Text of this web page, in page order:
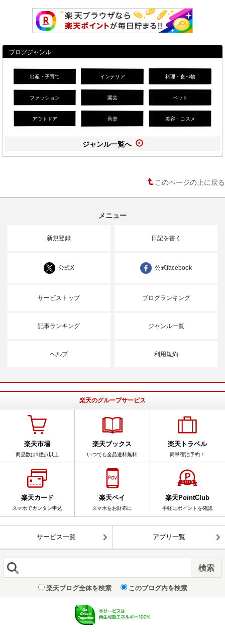
ブログジャンル
出産・子育て インテリア 料理・食べ物
ファッション 園芸 ペット
アウトドア 音楽 美容・コスメ
ジャンル一覧へ
このページの上に戻る
メニュー
新規登録 日記を書く
公式X 公式facebook
サービストップ ブログランキング
記事ランキング ジャンル一覧
ヘルプ 利用規約
楽天のグループサービス
楽天市場
商品数は1億点以上
楽天ブックス
いつでも全品送料無料
楽天トラベル
簡単宿泊予約！
楽天カード
スマホでカンタン申込
楽天ペイ
スマホをお財布に
楽天PointClub
手軽にポイントを確認
サービス一覧 アプリ一覧
楽天ブログ全体を検索 このブログ内を検索